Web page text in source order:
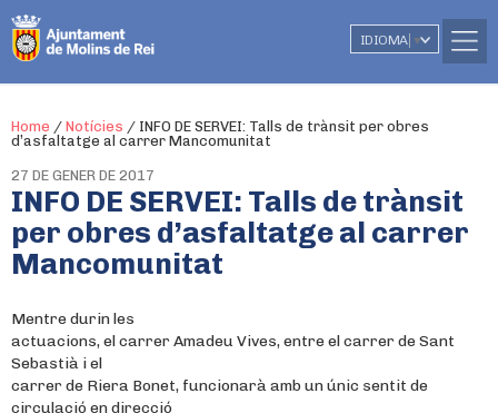
IDIOMA ▼
Home / Notícies / INFO DE SERVEI: Talls de trànsit per obres
d’asfaltatge al carrer Mancomunitat
27 DE GENER DE 2017
INFO DE SERVEI: Talls de trànsit
per obres d’asfaltatge al carrer
Mancomunitat
Mentre durin les
actuacions, el carrer Amadeu Vives, entre el carrer de Sant
Sebastià i el
carrer de Riera Bonet, funcionarà amb un únic sentit de
circulació en direcció